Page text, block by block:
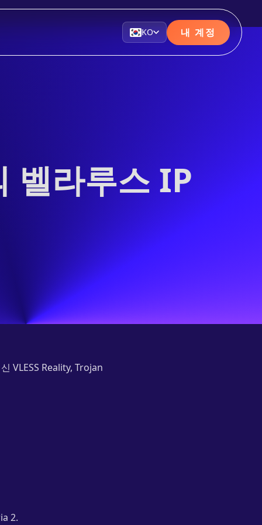
KO 내 계정
라루스 IP
VLESS Reality, Trojan
2.